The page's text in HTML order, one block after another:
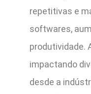
repetitivas e
softwares,
produtividade.
impactando
desde a